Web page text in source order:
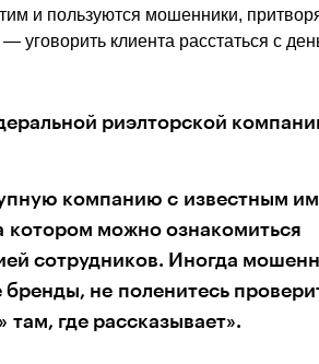
и пользуются мошенники,
уговорить клиента расстаться с
риэлторской
компанию с известным
котором можно ознакомиться
сотрудников. Иногда
не поленитесь
там, где рассказывает».